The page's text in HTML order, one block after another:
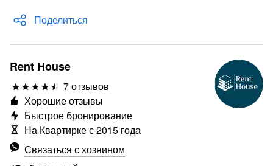
Поделиться
Rent House
7 отзывов
Связаться с хозяином
Хорошие отзывы
Быстрое бронирование
На Квартирке с 2015 года